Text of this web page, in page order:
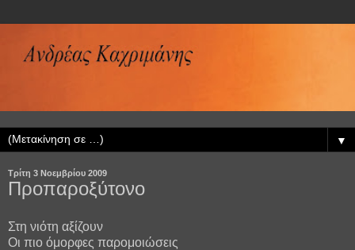
▼
Τρίτη 3 Νοεμβρίου 2009
Προπαροξύτονο
Στη νιότη αξίζουν
Οι πιο όμορφες παρομοιώσεις